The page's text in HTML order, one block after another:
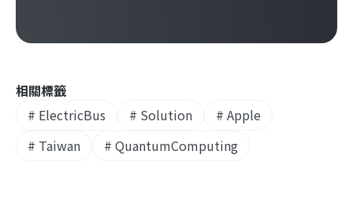
相關標籤
# ElectricBus # Solution # Apple
# Taiwan # QuantumComputing